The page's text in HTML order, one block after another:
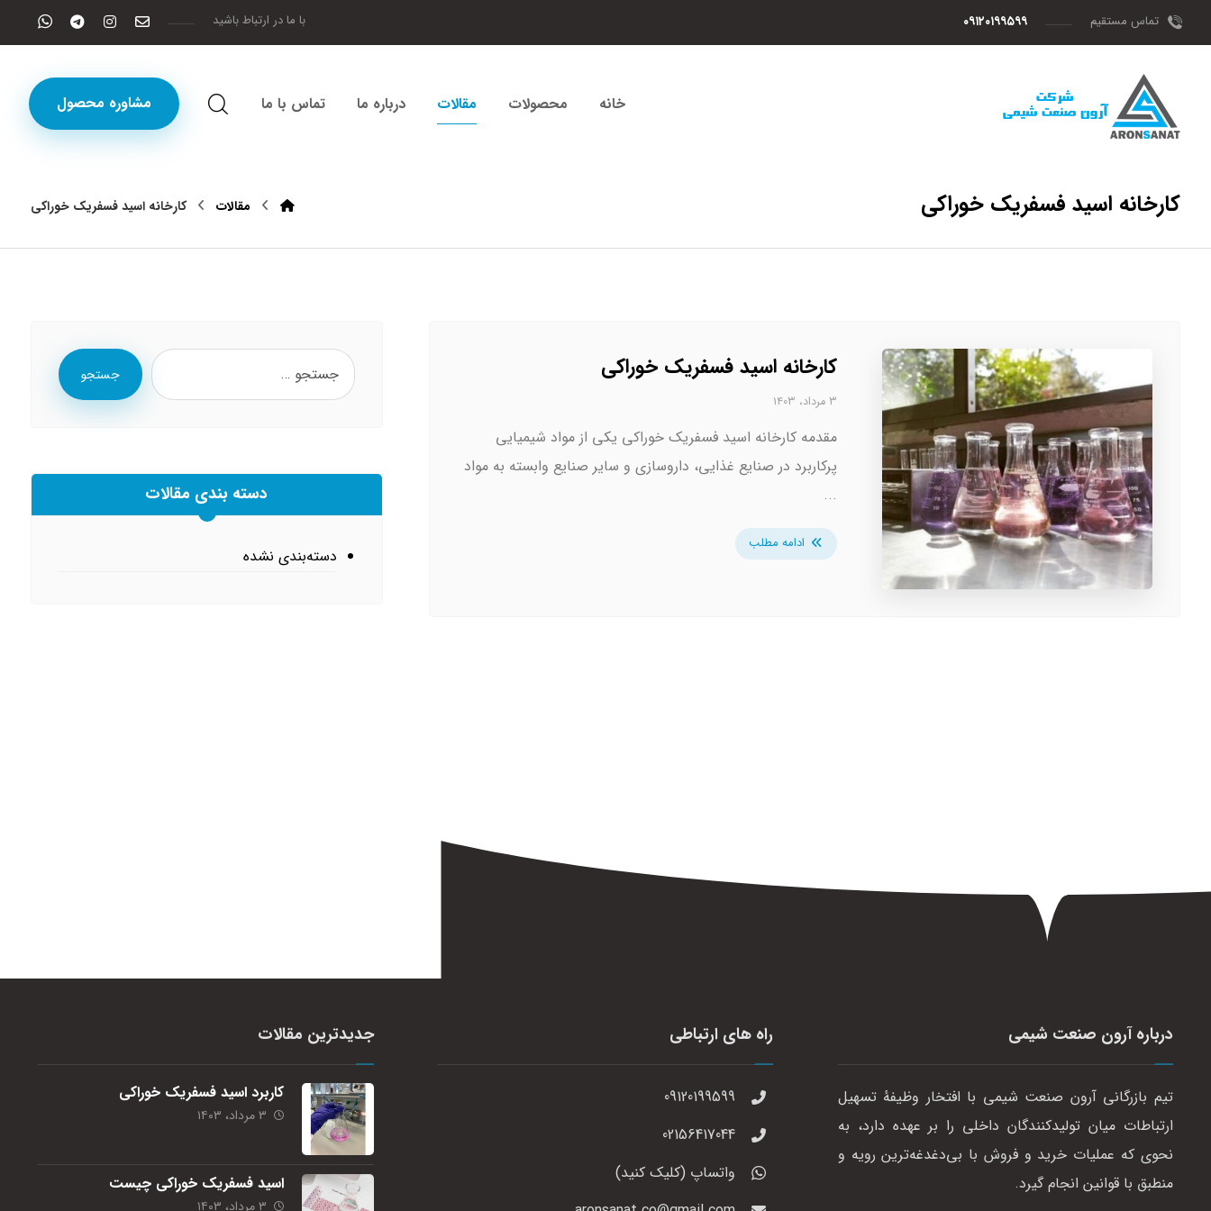
تماس مستقیم ۰۹۱۲۰۱۹۹۵۹۹ با ما در ارتباط باشید
مشاوره محصول خانه محصولات مقالات درباره ما تماس با ما
کارخانه اسید فسفریک خوراکی مقالات کارخانه اسید فسفریک خوراکی
کارخانه اسید فسفریک خوراکی
۳ مرداد، ۱۴۰۳
مقدمه کارخانه اسید فسفریک خوراکی یکی از مواد شیمیایی
پرکاربرد در صنایع غذایی، داروسازی و سایر صنایع وابسته به مواد
...
ادامه مطلب
جستجو
دسته بندی مقالات
دسته‌بندی نشده
درباره آرون صنعت شیمی
تیم بازرگانی آرون صنعت شیمی با افتخار وظیفهٔ تسهیل
ارتباطات میان تولیدکنندگان داخلی را بر عهده دارد، به
نحوی که عملیات خرید و فروش با بی‌دغدغه‌ترین رویه و
منطبق با قوانین انجام گیرد.
راه های ارتباطی
09120199599
02156417044
واتساپ (کلیک کنید)
جدیدترین مقالات
کاربرد اسید فسفریک خوراکی
۳ مرداد، ۱۴۰۳
اسید فسفریک خوراکی چیست
۳ مرداد، ۱۴۰۳